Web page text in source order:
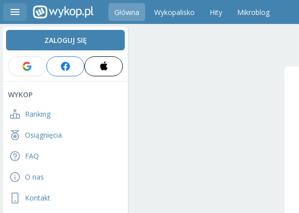
Główna Wykopalisko Hity Mikroblog
ZALOGUJ SIĘ
WYKOP
Ranking
Osiągnięcia
FAQ
O nas
Kontakt